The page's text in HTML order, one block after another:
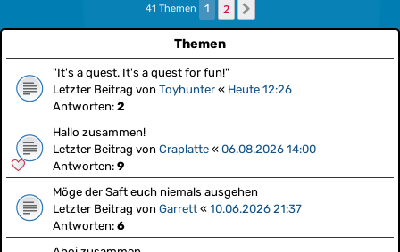
41 Themen 1 2
Themen
"It's a quest. It's a quest for fun!"
Letzter Beitrag von Toyhunter « Heute 12:26
Antworten: 2
Hallo zusammen!
Letzter Beitrag von Craplatte « 06.08.2026 14:00
Antworten: 9
Möge der Saft euch niemals ausgehen
Letzter Beitrag von Garrett « 10.06.2026 21:37
Antworten: 6